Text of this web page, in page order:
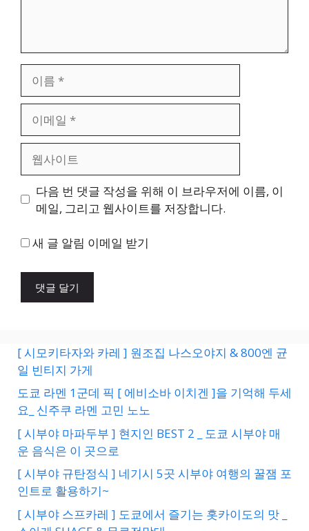
일
트
다음 번 댓글 작성을 위해 이 브라우저에 이름, 이
메일, 그리고 웹사이트를 저장합니다.
새 글 알림 이메일 받기
[ 시모키타자와 카레 ] 원조집 나스오야지 & 800엔 균
일 빈티지 가게
도쿄 라멘 1군데 픽 [ 에비소바 이치겐 ]을 기억해 두세
요_ 신주쿠 라멘 고민 노노
[ 시부야 마파두부 ] 현지인 BEST 2 _ 도쿄 시부야 매
운 음식은 이 곳으로
[ 시부야 규탄정식 ] 네기시 5곳 시부야 여행의 꿀잼 포
인트로 활용하기~
[ 시부야 스프카레 ] 도쿄에서 즐기는 홋카이도의 맛 _